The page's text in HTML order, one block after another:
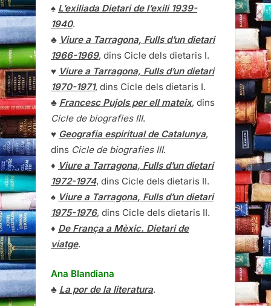
♠ L’exiliada Dietari de l’exili 1939-
1940.
♣ Viure a Tarragona, Fulls d’un dietari
1966-1969, dins Cicle dels dietaris I.
♥ Viure a Tarragona, Fulls d’un dietari
1970-1971, dins Cicle dels dietaris I.
♣ Francesc Pujols per ell mateix, dins
Cicle de biografies III.
♥ Geografia espiritual de Catalunya,
dins Cicle de biografies III.
♦ Viure a Tarragona, Fulls d’un dietari
1972-1974, dins Cicle dels dietaris II.
♠ Viure a Tarragona, Fulls d’un dietari
1975-1976, dins Cicle dels dietaris II.
♦ De França a Mèxic. Dietari de
viatge.
Ana Blandiana
♣ La por de la literatura.